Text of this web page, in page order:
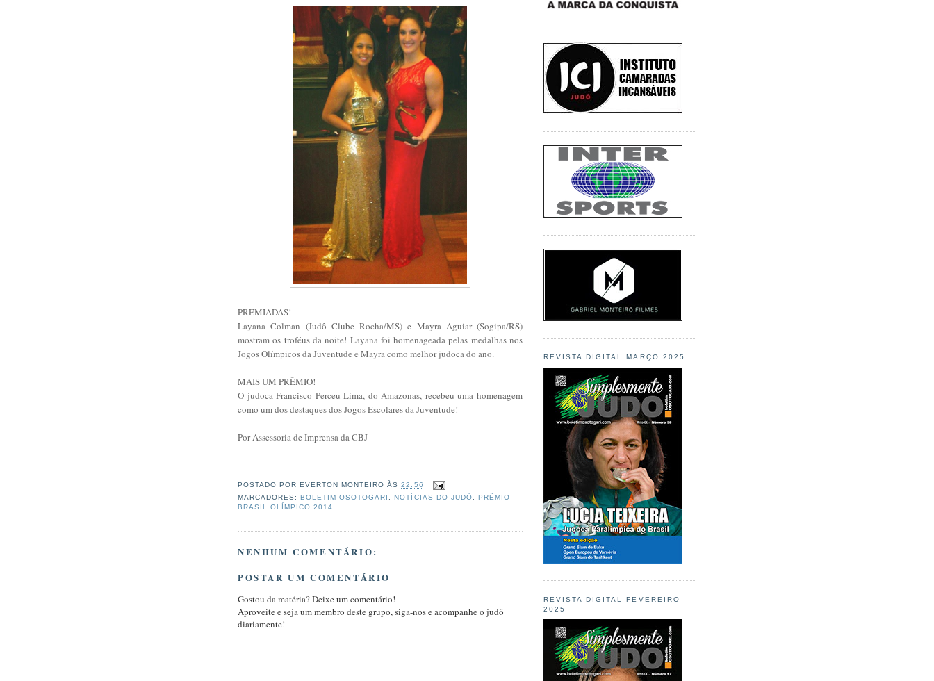
PREMIADAS!
Layana Colman (Judô Clube Rocha/MS) e Mayra Aguiar (Sogipa/RS)
mostram os troféus da noite! Layana foi homenageada pelas medalhas nos
Jogos Olímpicos da Juventude e Mayra como melhor judoca do ano.
MAIS UM PRÊMIO!
O judoca Francisco Perceu Lima, do Amazonas, recebeu uma homenagem
como um dos destaques dos Jogos Escolares da Juventude!
Por Assessoria de Imprensa da CBJ
POSTADO POR EVERTON MONTEIRO ÀS22:56
MARCADORES:BOLETIM OSOTOGARI ,NOTÍCIAS DO JUDÔ, PRÊMIO
BRASIL OLÍMPICO 2014
NENHUM COMENTÁRIO:
POSTAR UM COMENTÁRIO
Gostou da matéria? Deixe um comentário!
Aproveite e seja um membro deste grupo, siga-nos e acompanhe o judô
diariamente!
REVISTA DIGITAL MARÇO 2025
REVISTA DIGITAL FEVEREIRO
2025